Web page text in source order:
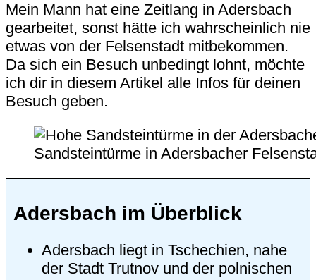
Mein Mann hat eine Zeitlang in Adersbach
gearbeitet, sonst hätte ich wahrscheinlich nie
etwas von der Felsenstadt mitbekommen.
Da sich ein Besuch unbedingt lohnt, möchte
ich dir in diesem Artikel alle Infos für deinen
Besuch geben.
Sandsteintürme in Adersbacher
Adersbach im Überblick
Adersbach liegt in Tschechien, nahe
der Stadt Trutnov und der polnischen